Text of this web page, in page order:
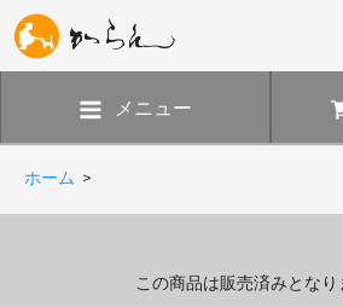
メニュー
ホーム >
この商品は販売済みとなり